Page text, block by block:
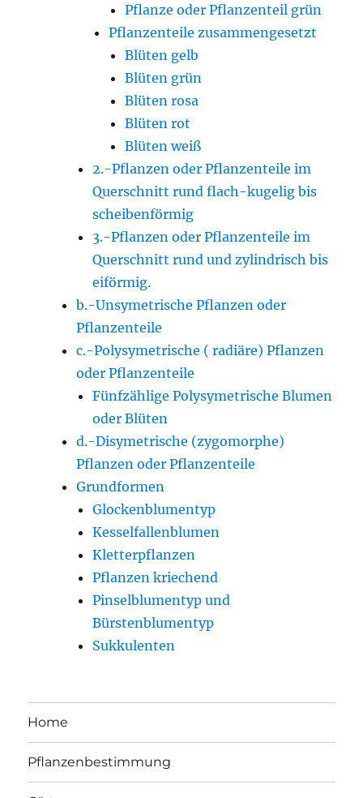
Pflanze oder Pflanzenteil grün
Pflanzenteile zusammengesetzt
Blüten gelb
Blüten grün
Blüten rosa
Blüten rot
Blüten weiß
2.-Pflanzen oder Pflanzenteile im
Querschnitt rund flach-kugelig bis
scheibenförmig
3.-Pflanzen oder Pflanzenteile im
Querschnitt rund und zylindrisch bis
eiförmig.
b.-Unsymetrische Pflanzen oder
Pflanzenteile
c.-Polysymetrische ( radiäre) Pflanzen
oder Pflanzenteile
Fünfzählige Polysymetrische Blumen
oder Blüten
d.-Disymetrische (zygomorphe)
Pflanzen oder Pflanzenteile
Grundformen
Glockenblumentyp
Kesselfallenblumen
Kletterpflanzen
Pflanzen kriechend
Pinselblumentyp und
Bürstenblumentyp
Sukkulenten
Home
Pflanzenbestimmung